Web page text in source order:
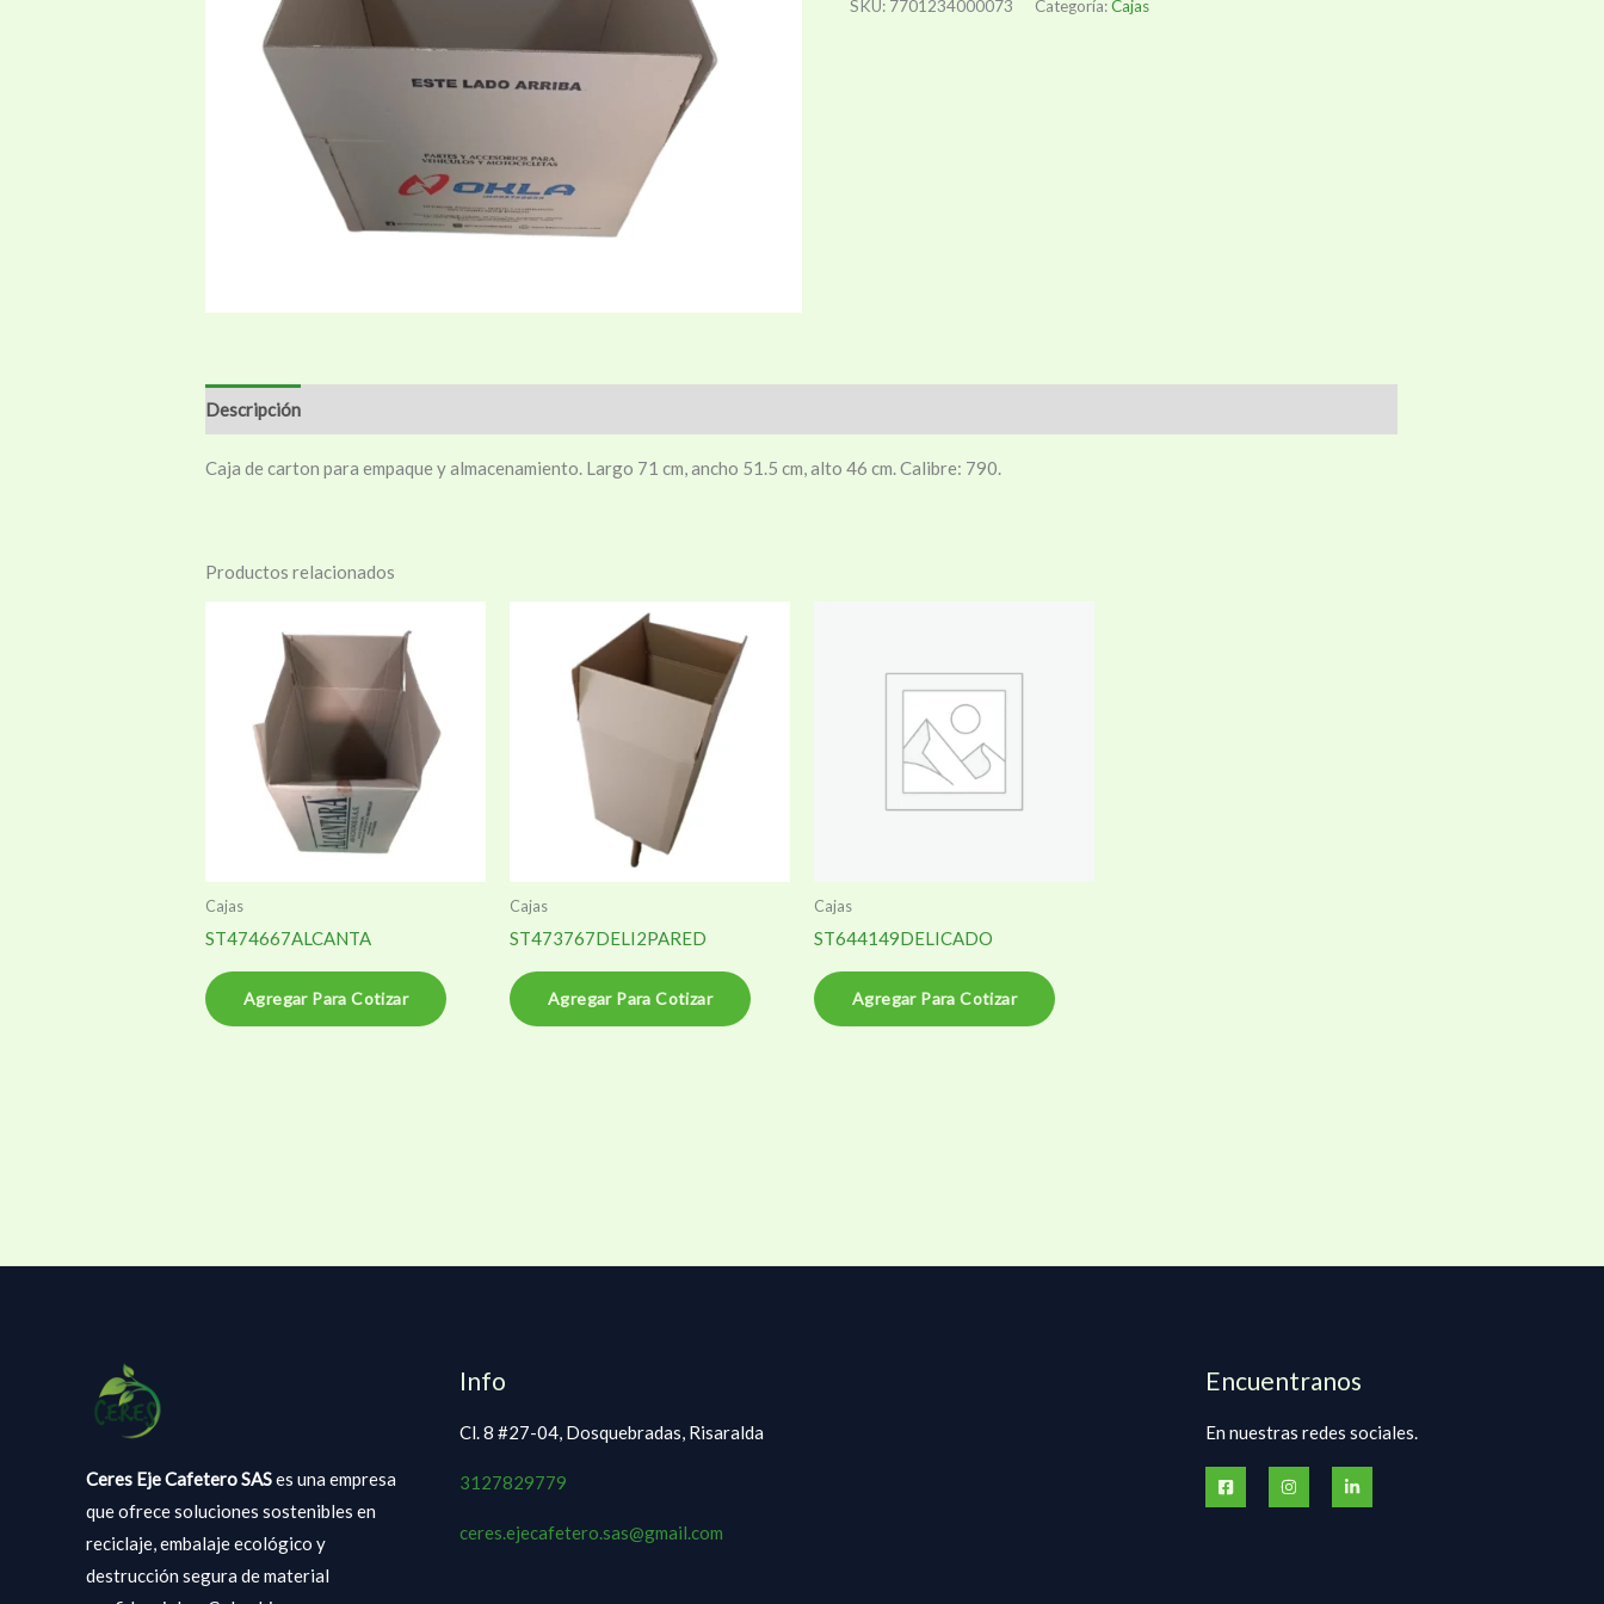
SKU: 7701234000073 Categoría:Cajas
Descripción
Caja de carton para empaque y almacenamiento. Largo 71 cm, ancho 51.5 cm, alto 46 cm. Calibre: 790.
Productos relacionados
Cajas
ST474667ALCANTA
Agregar Para Cotizar
Cajas
ST473767DELI2PARED
Agregar Para Cotizar
Cajas
ST644149DELICADO
Agregar Para Cotizar
Ceres Eje Cafetero SASes una empresa
que ofrece soluciones sostenibles en
reciclaje, embalaje ecológico y
destrucción segura de material
Info
Cl. 8 #27-04, Dosquebradas, Risaralda
3127829779
ceres.ejecafetero.sas@gmail.com
Encuentranos
En nuestras redes sociales.